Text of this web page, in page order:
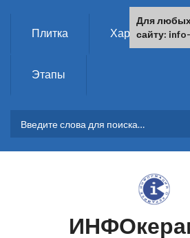
Перейти к основному содержанию
Плитка
Этапы
ФОРМА ПОИСКА
Для
сайту: